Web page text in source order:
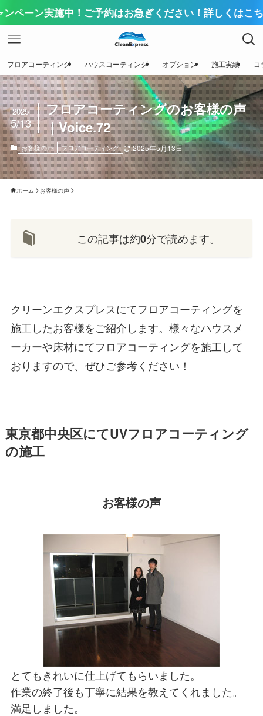
実施中！ご予約はお急ぎください！詳しくはこちらを
フロアコーティング ハウスコーティング オプション 施工実績
フロアコーティングのお客様の声
｜Voice.72
2025
5/13
お客様の声 フロアコーティング 2025年5月13日
ホーム お客様の声
この記事は約0分で読めます。
クリーンエクスプレスにてフロアコーティングを
施工したお客様をご紹介します。様々なハウスメ
ーカーや床材にてフロアコーティングを施工して
おりますので、ぜひご参考ください！
東京都中央区にてUVフロアコーティング
の施工
お客様の声
とてもきれいに仕上げてもらいました。
作業の終了後も丁寧に結果を教えてくれました。
満足しました。